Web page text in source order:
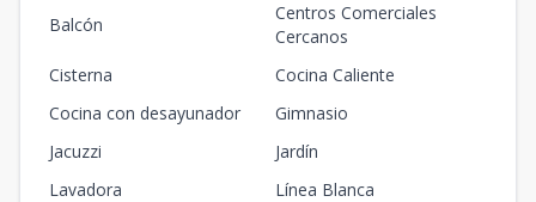
Balcón
Centros Comerciales
Cercanos
Cisterna
Cocina Caliente
Cocina con desayunador
Gimnasio
Jacuzzi
Jardín
Lavadora
Línea Blanca